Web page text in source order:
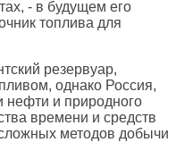
- в будущем его
топлива для
резервуар,
однако Россия,
и природного
времени и средств
методов добычи